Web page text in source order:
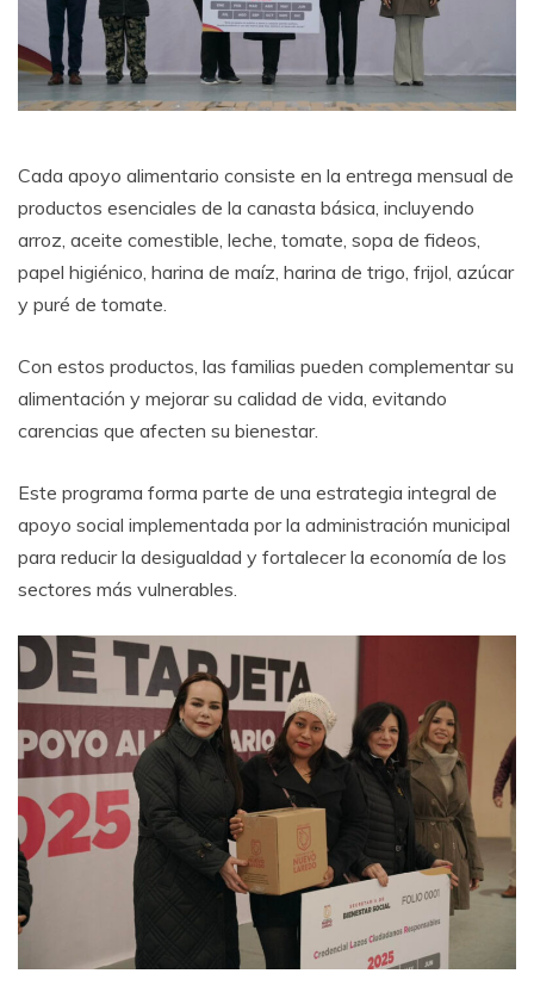
Cada apoyo alimentario consiste en la entrega mensual de
productos esenciales de la canasta básica, incluyendo
arroz, aceite comestible, leche, tomate, sopa de fideos,
papel higiénico, harina de maíz, harina de trigo, frijol, azúcar
y puré de tomate.
Con estos productos, las familias pueden complementar su
alimentación y mejorar su calidad de vida, evitando
carencias que afecten su bienestar.
Este programa forma parte de una estrategia integral de
apoyo social implementada por la administración municipal
para reducir la desigualdad y fortalecer la economía de los
sectores más vulnerables.